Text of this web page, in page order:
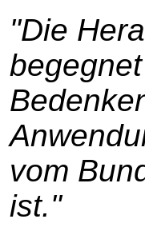
"Die
vom
ist."